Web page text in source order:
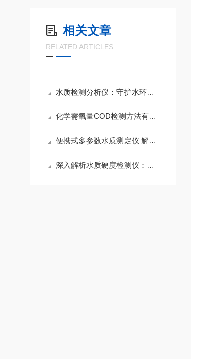
相关文章
RELATED ARTICLES
水质检测分析仪：守护水环境质量的科技神器
化学需氧量COD检测方法有哪些
便携式多参数水质测定仪 解决水质污染好帮手
深入解析水质硬度检测仪：测量原理、操作与维护